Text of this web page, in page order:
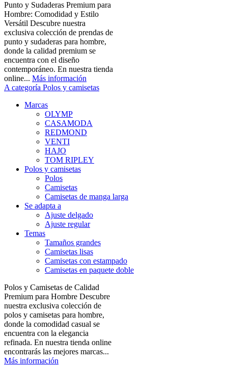
Punto y Sudaderas Premium para
Hombre: Comodidad y Estilo
Versátil Descubre nuestra
exclusiva colección de prendas de
punto y sudaderas para hombre,
donde la calidad premium se
encuentra con el diseño
contemporáneo. En nuestra tienda
online... Más información
A categoría Polos y camisetas
Marcas
OLYMP
CASAMODA
REDMOND
VENTI
HAJO
TOM RIPLEY
Polos y camisetas
Polos
Camisetas
Camisetas de manga larga
Se adapta a
Ajuste delgado
Ajuste regular
Temas
Tamaños grandes
Camisetas lisas
Camisetas con estampado
Camisetas en paquete doble
Polos y Camisetas de Calidad
Premium para Hombre Descubre
nuestra exclusiva colección de
polos y camisetas para hombre,
donde la comodidad casual se
encuentra con la elegancia
refinada. En nuestra tienda online
encontrarás las mejores marcas...
Más información